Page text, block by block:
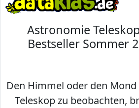
Astronomie
Bestseller Sommer
Den Himmel oder den
Teleskop zu beobachten,